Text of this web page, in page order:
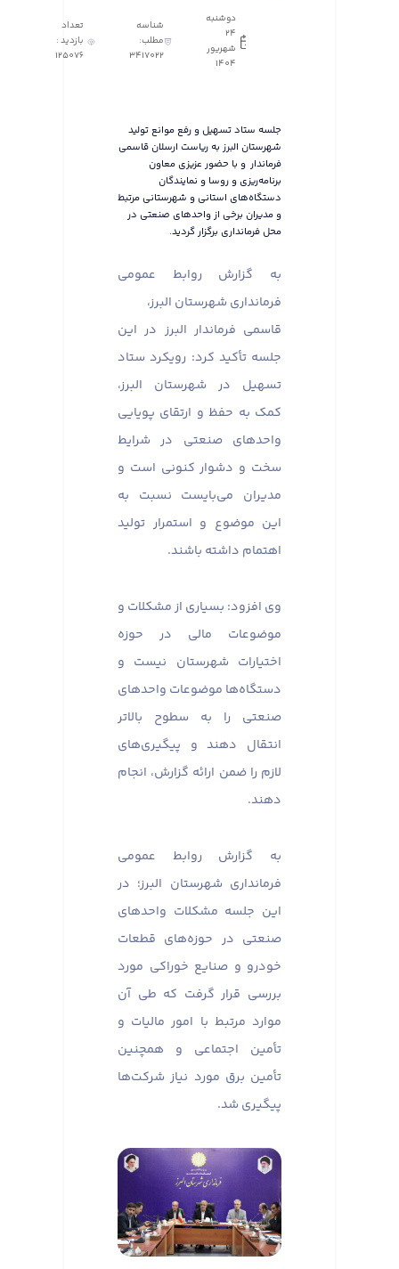
دوشنبه
24
شهریور
1404
شناسه
مطلب:
3417022
تعداد
بازدید :
125076
جلسه ستاد تسهیل و رفع موانع تولید
شهرستان البرز به ریاست ارسلان قاسمی
فرماندار و با حضور عزیزی معاون
برنامه‌ریزی و روسا و نمایندگان
دستگاه‌های استانی و شهرستانی مرتبط
و مدیران برخی از واحدهای صنعتی در
محل فرمانداری برگزار گردید.
به گزارش روابط عمومی
فرمانداری شهرستان البرز،
قاسمی فرماندار البرز در این
جلسه تأکید کرد: رویکرد ستاد
تسهیل در شهرستان البرز،
کمک به حفظ و ارتقای پویایی
واحدهای صنعتی در شرایط
سخت و دشوار کنونی است و
مدیران می‌بایست نسبت به
این موضوع و استمرار تولید
اهتمام داشته باشند.
وی افزود: بسیاری از مشکلات و
موضوعات مالی در حوزه
اختیارات شهرستان نیست و
دستگاه‌ها موضوعات واحدهای
صنعتی را به سطوح بالاتر
انتقال دهند و پیگیری‌های
لازم را ضمن ارائه گزارش، انجام
دهند.
به گزارش روابط عمومی
فرمانداری شهرستان البرز؛ در
این جلسه مشکلات واحدهای
صنعتی در حوزه‌های قطعات
خودرو و صنایع خوراکی مورد
بررسی قرار گرفت که طی آن
موارد مرتبط با امور مالیات و
تأمین اجتماعی و همچنین
تأمین برق مورد نیاز شرکت‌ها
پیگیری شد.